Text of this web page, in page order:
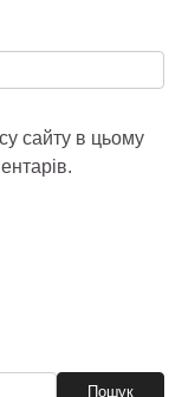
сайту в цьому
Пошук